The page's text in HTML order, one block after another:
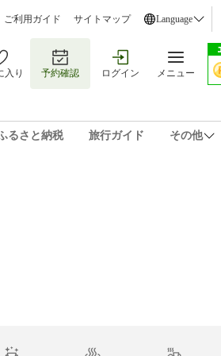
ご利用ガイド サイトマップ Language
入り 予約確認 ログイン メニュー
るさと納税 旅行ガイド その他